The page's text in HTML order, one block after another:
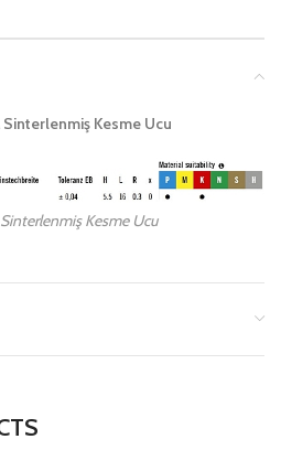
Kesme Ucu
Kesme Ucu